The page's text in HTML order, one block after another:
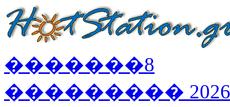
�������8
��������� 2026